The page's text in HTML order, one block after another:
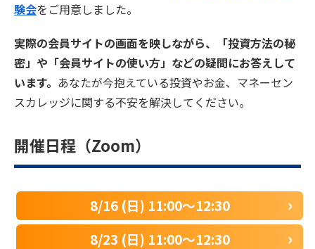
験会をご用意しました。
実際の会員サイトの画面を映しながら、「投資方法の秘
密」や「会員サイトの使い方」などの疑問にお答えして
います。 あなたが今抱えている投資やお金、マネーセン
スカレッジに関する不安を解決してください。
開催日程（Zoom）
8/16 (日) 11:00〜12:30
8/23 (日) 11:00〜12:30